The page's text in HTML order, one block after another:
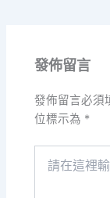
發佈留言
發佈留言必須
位標示為 *